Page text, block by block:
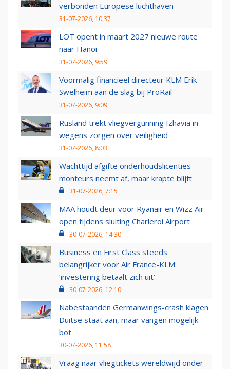
verbonden Europese luchthaven
31-07-2026, 10:37
LOT opent in maart 2027 nieuwe route
naar Hanoi
31-07-2026, 9:59
Voormalig financieel directeur KLM Erik
Swelheim aan de slag bij ProRail
31-07-2026, 9:09
Rusland trekt vliegvergunning Izhavia in
wegens zorgen over veiligheid
31-07-2026, 8:03
Wachttijd afgifte onderhoudslicenties
monteurs neemt af, maar krapte blijft
31-07-2026, 7:15
MAA houdt deur voor Ryanair en Wizz Air
open tijdens sluiting Charleroi Airport
30-07-2026, 14:30
Business en First Class steeds
belangrijker voor Air France-KLM:
‘investering betaalt zich uit’
30-07-2026, 12:10
Nabestaanden Germanwings-crash klagen
Duitse staat aan, maar vangen mogelijk
bot
30-07-2026, 11:58
Vraag naar vliegtickets wereldwijd onder